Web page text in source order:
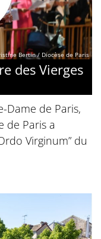
Bertin / Diocèse de Paris
des Vierges
Dame de Paris,
de Paris a
Virginum” du